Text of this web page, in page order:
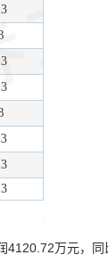
万元，同